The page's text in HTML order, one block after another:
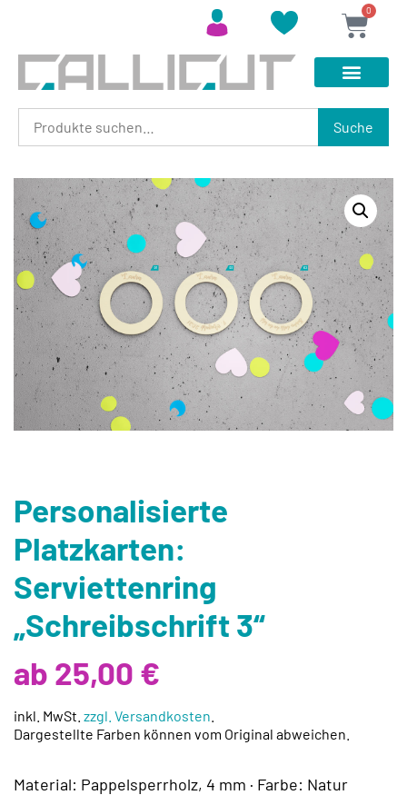
0
Suche
Personalisierte
Platzkarten:
Serviettenring
„Schreibschrift 3“
ab 25,00 €
inkl. MwSt. zzgl. Versandkosten
Dargestellte Farben können vom Original abweichen.
Material: Pappelsperrholz, 4 mm · Farbe: Natur